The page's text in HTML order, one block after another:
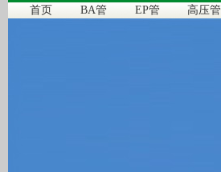
首页 BA管 EP管 高压管